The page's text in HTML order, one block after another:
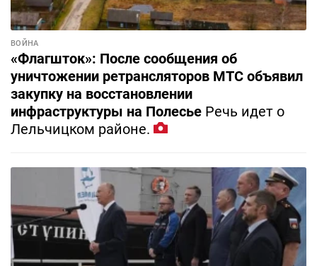
ВОЙНА
«Флагшток»: После сообщения об
уничтожении ретрансляторов МТС объявил
закупку на восстановлении
инфраструктуры на Полесье Речь идет о
Лельчицком районе.